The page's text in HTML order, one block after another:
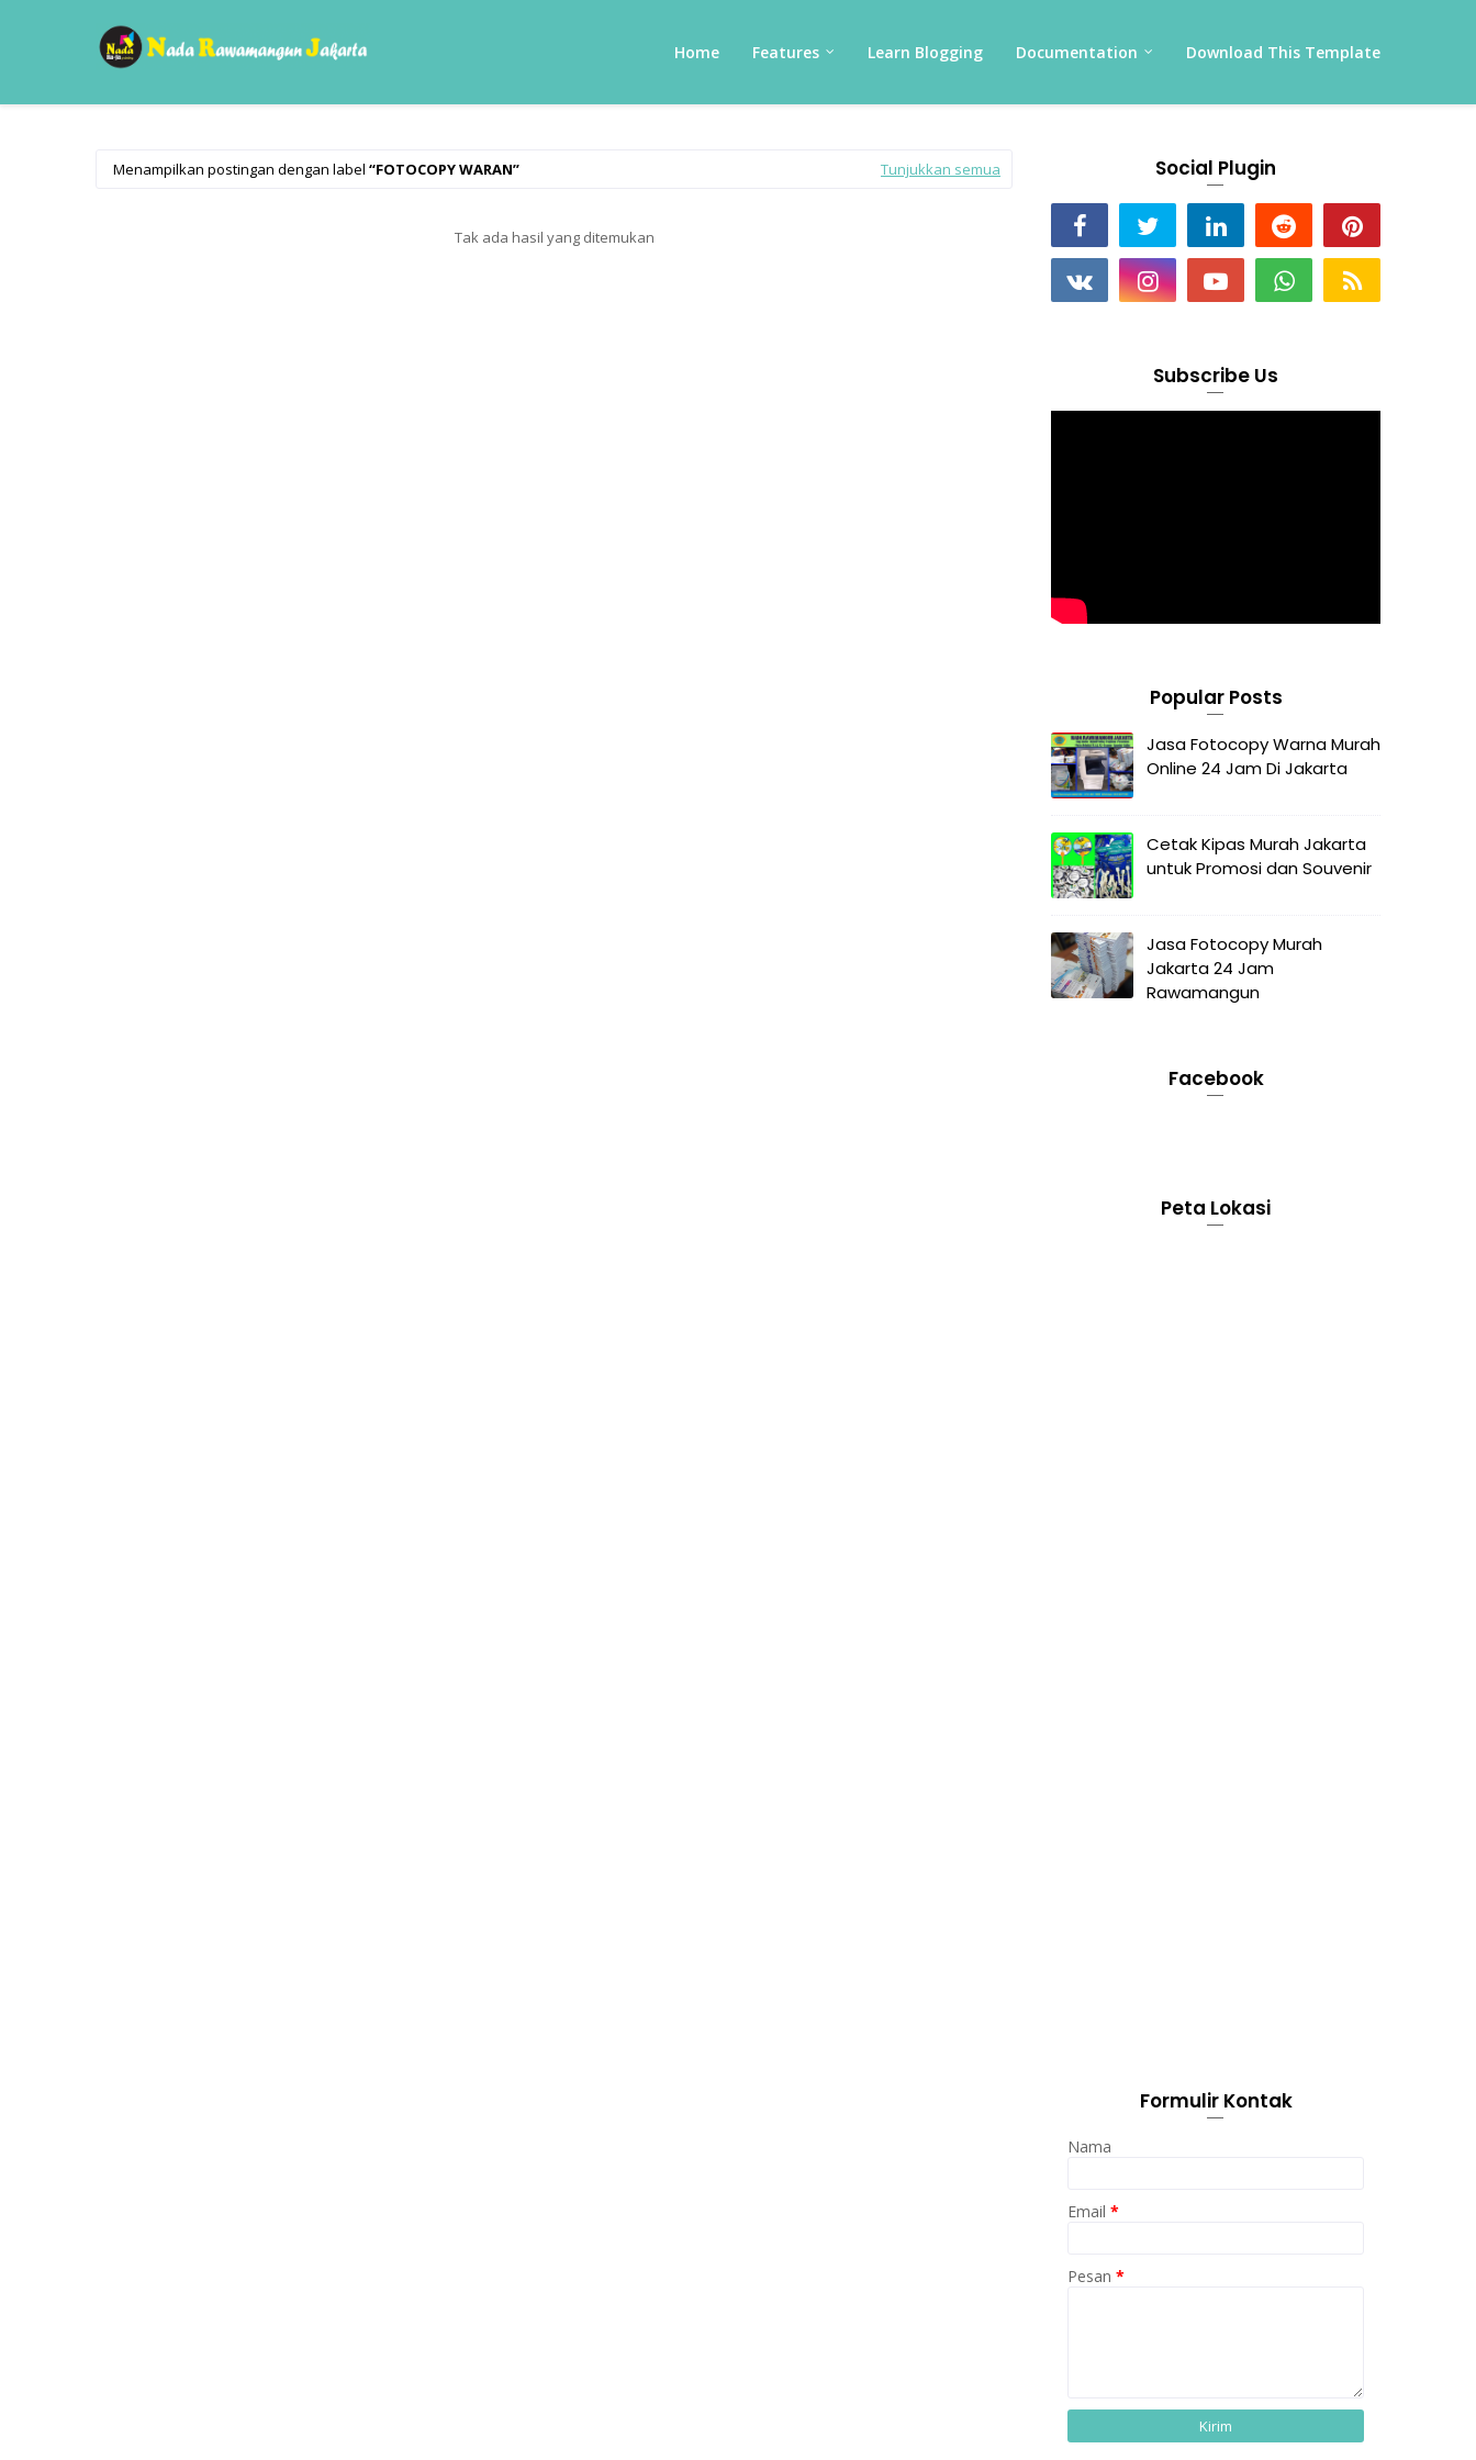
Home Features Learn Blogging Documentation Download This Template
Menampilkan postingan dengan label FOTOCOPY WARAN Tunjukkan semua
Tak ada hasil yang ditemukan
Social Plugin
Subscribe Us
Popular Posts
Jasa Fotocopy Warna Murah
Online 24 Jam Di Jakarta
Cetak Kipas Murah Jakarta
untuk Promosi dan Souvenir
Jasa Fotocopy Murah
Jakarta 24 Jam
Rawamangun
Facebook
Peta Lokasi
Formulir Kontak
Nama
Email *
Pesan *